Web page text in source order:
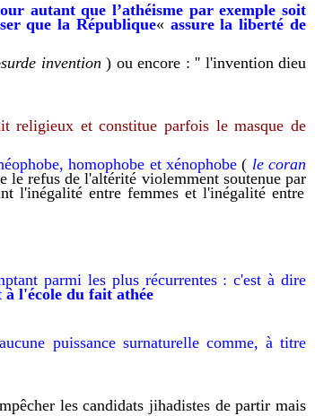
autant que l’athéisme par exemple soit
que la République« assure la liberté de
invention ) ou encore : '' l'invention dieu
et constitue parfois le masque de
homophobe et xénophobe ( le coran
lerefusde l'altérité violemment soutenue par
l'inégalité entre femmes et l'inégalité entre
parmi les plus récurrentes :c'est à dire
à l'école du fait athée
puissance surnaturelle comme, à titre
les candidats jihadistes de partir mais